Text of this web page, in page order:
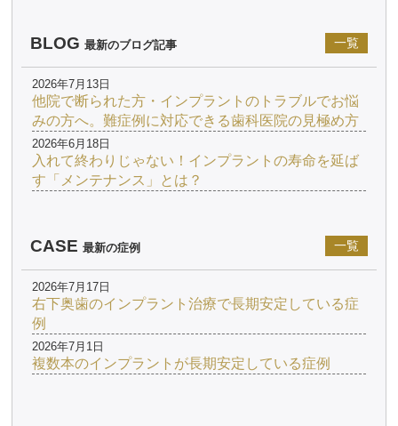
BLOG 最新のブログ記事 一覧
2026年7月13日
他院で断られた方・インプラントのトラブルでお悩
みの方へ。難症例に対応できる歯科医院の見極め方
2026年6月18日
入れて終わりじゃない！インプラントの寿命を延ば
す「メンテナンス」とは？
CASE 最新の症例 一覧
2026年7月17日
右下奥歯のインプラント治療で長期安定している症
例
2026年7月1日
複数本のインプラントが長期安定している症例